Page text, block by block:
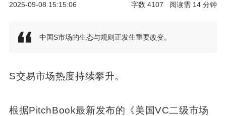
2025-09-08 15:15:06
分钟
14
阅读需
4107
字数
中国S市场的生态与规则正发生重要改变。
S交易市场热度持续攀升。
根据PitchBook最新发布的《美国VC二级市场